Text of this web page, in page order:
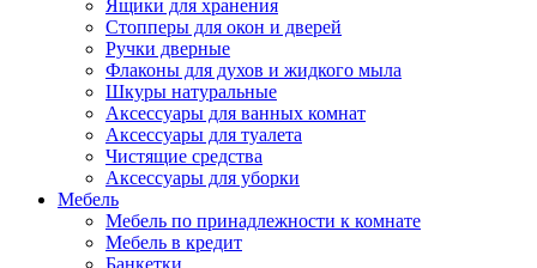
Ящики для хранения
Стопперы для окон и дверей
Ручки дверные
Флаконы для духов и жидкого мыла
Шкуры натуральные
Аксессуары для ванных комнат
Аксессуары для туалета
Чистящие средства
Аксессуары для уборки
Мебель
Мебель по принадлежности к комнате
Мебель в кредит
Банкетки